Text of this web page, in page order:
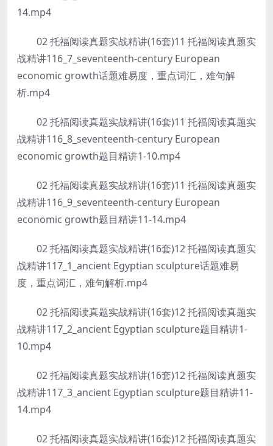
14.mp4
02 托福阅读真题实战精讲(16套)11 托福阅读真题实
战精讲116_7_seventeenth-century European
economic growth话题难易度，重点词汇，难句解
析.mp4
02 托福阅读真题实战精讲(16套)11 托福阅读真题实
战精讲116_8_seventeenth-century European
economic growth题目精讲1-10.mp4
02 托福阅读真题实战精讲(16套)11 托福阅读真题实
战精讲116_9_seventeenth-century European
economic growth题目精讲11-14.mp4
02 托福阅读真题实战精讲(16套)12 托福阅读真题实
战精讲117_1_ancient Egyptian sculpture话题难易
度，重点词汇，难句解析.mp4
02 托福阅读真题实战精讲(16套)12 托福阅读真题实
战精讲117_2_ancient Egyptian sculpture题目精讲1-
10.mp4
02 托福阅读真题实战精讲(16套)12 托福阅读真题实
战精讲117_3_ancient Egyptian sculpture题目精讲11-
14.mp4
02 托福阅读真题实战精讲(16套)12 托福阅读真题实